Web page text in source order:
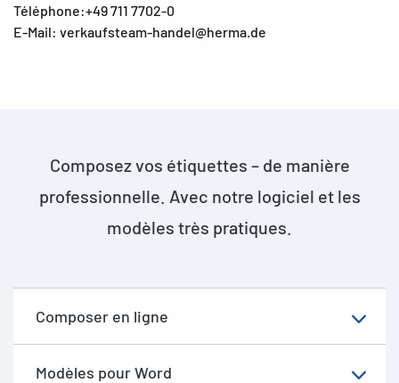
Téléphone:+49 711 7702-0
E-Mail: verkaufsteam-handel@herma.de
Composez vos étiquettes – de manière
professionnelle. Avec notre logiciel et les
modèles très pratiques.
Composer en ligne
Modèles pour Word